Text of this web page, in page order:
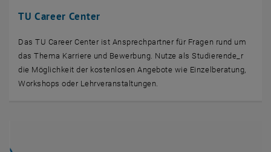
TU Career Center
Das TU Career Center ist Ansprechpartner für Fragen rund um
das Thema Karriere und Bewerbung. Nutze als Studierende_r
die Möglichkeit der kostenlosen Angebote wie Einzelberatung,
Workshops oder Lehrveranstaltungen.